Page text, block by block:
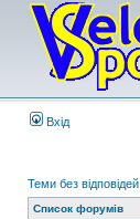
Вхід
Теми без відповідей
Список форумів